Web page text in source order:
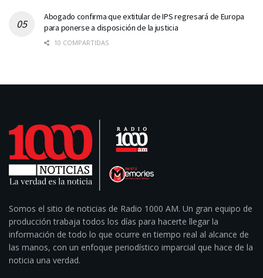
Abogado confirma que extitular de IPS regresará de Europa
para ponerse a disposición de la justicia
10 COMPARTIDAS
Somos el sitio de noticias de Radio 1000 AM. Un gran equipo de
producción trabaja todos los días para hacerte llegar la
información de todo lo que ocurre en tiempo real al alcance de
las manos, con un enfoque periodístico imparcial que hace de la
noticia una verdad.